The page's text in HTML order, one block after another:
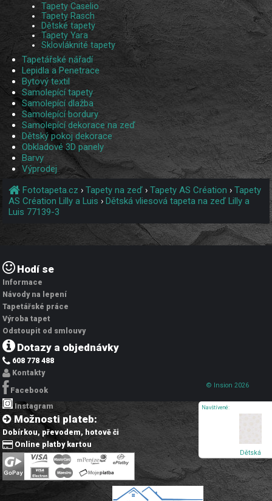
Tapety Caselio
Tapety Rasch
Dětské tapety
Tapety Yara
Sklovláknité tapety
Tapetářské nářadí
Lepidla a Penetrace
Bytový textil
Samolepící tapety
Samolepící dlažba
Samolepící bordury
Samolepící dekorace na zeď
Dětský pokoj dekorace
Obkladové 3D panely
Barvy
Výprodej
Fototapeta.cz ›Tapety na zeď ›Tapety AS Création ›Tapety
AS Création Lilly a Luis ›Dětská vliesová tapeta na zeď Lilly a
Luis 77139-3
Hodí se
Informace
Návody na lepení
Tapetářské práce
Výroba tapet
Odstoupit od smlouvy
Dotazy a objednávky
608 778 488
Kontakty
Facebook
Instagram
Možnosti plateb:
Dobírkou, převodem, hotově či
Online platby kartou
© Insion 2026
Navštívené:
Dětská
vliesová
tapeta na zeď
Lilly a Luis
77139-3